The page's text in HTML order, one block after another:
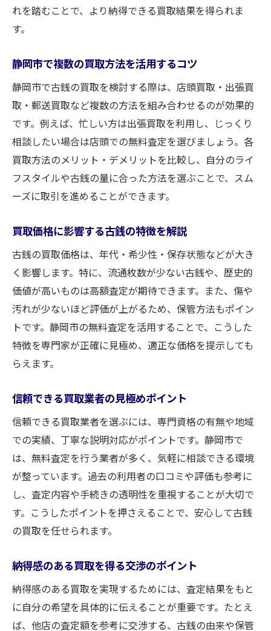
れを踏むことで、より納得できる買取結果を得られま
す。
静岡市で複数の買取方法を活用するコツ
静岡市で古銭の買取を検討する際は、店頭買取・出張買
取・郵送買取など複数の方法を組み合わせるのが効果的
です。例えば、忙しい方は出張買取を利用し、じっくり
相談したい場合は店頭での無料査定を選びましょう。各
買取方法のメリット・デメリットを比較し、自分のライ
フスタイルや古銭の量に合った方法を選ぶことで、スム
ーズに取引を進めることができます。
買取価格に影響する古銭の特徴を解説
古銭の買取価格は、年代・希少性・保存状態などが大き
く影響します。特に、流通枚数が少ない古銭や、歴史的
価値が高いものは高額査定が期待できます。また、傷や
汚れが少ないほど評価が上がるため、保管方法もポイン
トです。静岡市の無料査定を活用することで、こうした
特徴を専門家が正確に見極め、適正な価格を提示しても
らえます。
信頼できる買取業者の見極めポイント
信頼できる買取業者を選ぶには、専門資格の有無や地域
での実績、丁寧な説明対応がポイントです。静岡市で
は、無料査定を行う業者が多く、気軽に相談できる環境
が整っています。過去の利用者の口コミや評価も参考に
し、査定内容や手続きの透明性を重視することが大切で
す。こうしたポイントを押さえることで、安心して古銭
の買取を任せられます。
納得感のある買取を得る交渉のポイント
納得感のある買取を実現するためには、査定結果をもと
に自分の希望を具体的に伝えることが重要です。たとえ
ば、他店の査定額を参考に交渉する、古銭の由来や保管